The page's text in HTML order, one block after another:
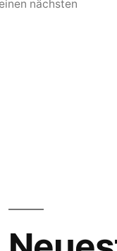
nächsten